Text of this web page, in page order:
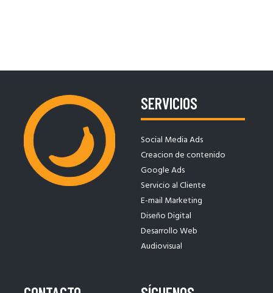
SERVICIOS
Social Media Ads
Creacion de contenido
Google Ads
Servicio al Cliente
E-mail Marketing
Diseño Digital
Desarrollo Web
Audiovisual